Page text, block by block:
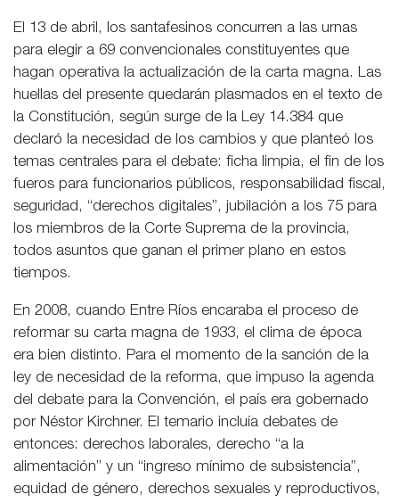
El 13 de abril, los santafesinos concurren a las urnas
para elegir a 69 convencionales constituyentes que
hagan operativa la actualización de la carta magna. Las
huellas del presente quedarán plasmados en el texto de
la Constitución, según surge de la Ley 14.384 que
declaró la necesidad de los cambios y que planteó los
temas centrales para el debate: ficha limpia, el fin de los
fueros para funcionarios públicos, responsabilidad fiscal,
seguridad, “derechos digitales”, jubilación a los 75 para
los miembros de la Corte Suprema de la provincia,
todos asuntos que ganan el primer plano en estos
tiempos.
En 2008, cuando Entre Ríos encaraba el proceso de
reformar su carta magna de 1933, el clima de época
era bien distinto. Para el momento de la sanción de la
ley de necesidad de la reforma, que impuso la agenda
del debate para la Convención, el país era gobernado
por Néstor Kirchner. El temario incluía debates de
entonces: derechos laborales, derecho “a la
alimentación” y un “ingreso mínimo de subsistencia”,
equidad de género, derechos sexuales y reproductivos,